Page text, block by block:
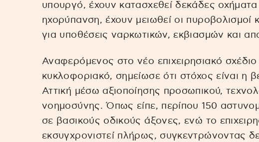
υπουργό, έχουν κατασχεθεί δεκάδες
ηχορύπανση, έχουν μειωθεί οι πυροβολισμοί
για υποθέσεις ναρκωτικών, εκβιασμών και
Αναφερόμενος στο νέο επιχειρησιακό
κυκλοφοριακό, σημείωσε ότι στόχος είναι η
Αττική μέσω αξιοποίησης προσωπικού,
νοημοσύνης. Όπως είπε, περίπου 150
σε βασικούς οδικούς άξονες, ενώ το
εκσυγχρονιστεί πλήρως, συγκεντρώνοντας